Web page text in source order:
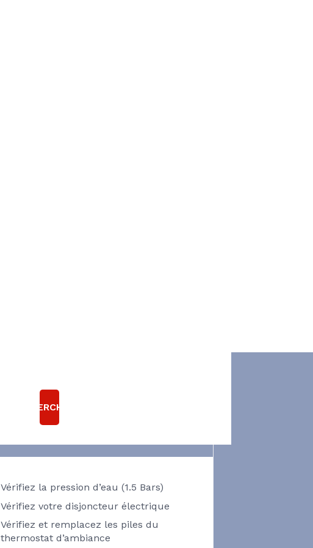
CHALEUR EST EN
Vérifiez la pression d’eau (1.5 Bars)
Vérifiez votre disjoncteur électrique
Vérifiez et remplacez les piles du
thermostat d’ambiance
RECHERCHER